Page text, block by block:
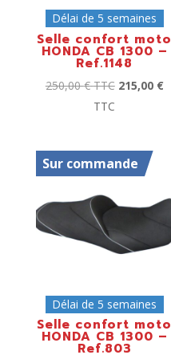
Délai de 5 semaines
Selle confort moto
HONDA CB 1300 –
Ref.1148
250,00€ TTC 215,00 €
TTC
Sur commande
Délai de 5 semaines
Selle confort moto
HONDA CB 1300 –
Ref.803